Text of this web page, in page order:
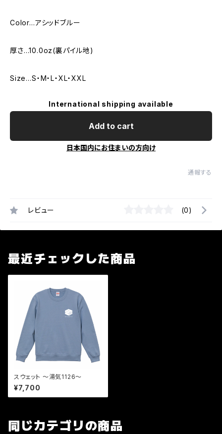
Color…アシッドブルー
厚さ…10.0oz(裏パイル地)
Size…S・M・L・XL・XXL
International shipping available
Add to cart
日本国内にお住まいの方向け
通報する
レビュー (0)
最近チェックした商品
スウェット 〜湯気1126〜
¥7,700
同じカテゴリの商品